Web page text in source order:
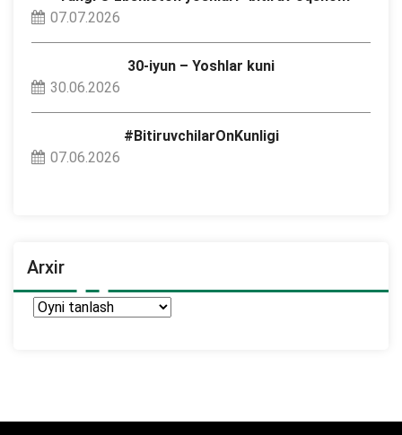
07.07.2026
30-iyun – Yoshlar kuni
30.06.2026
#BitiruvchilarOnKunligi
07.06.2026
Arxir
Arxir